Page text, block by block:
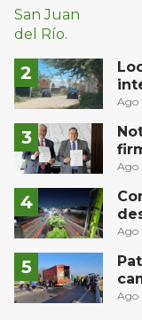
Ago
Ago
Ago
en
Ago